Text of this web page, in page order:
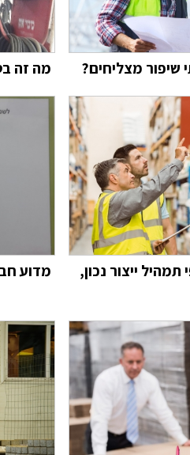
שיפור מצליחים? מה זה
ייצור נכון,
מדוע